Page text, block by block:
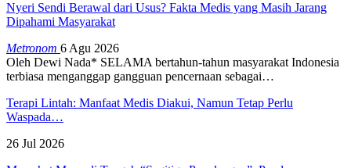
Nyeri Sendi Berawal dari Usus? Fakta Medis yang Masih Jarang
Dipahami Masyarakat
Metronom 6 Agu 2026
Oleh Dewi Nada* SELAMA bertahun-tahun masyarakat Indonesia
terbiasa menganggap gangguan pencernaan sebagai…
Terapi Lintah: Manfaat Medis Diakui, Namun Tetap Perlu
Waspada…
26 Jul 2026